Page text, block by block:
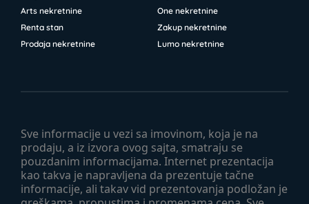
Sve informacije u vezi sa imovinom, koja je na
prodaju, a iz izvora ovog sajta, smatraju se
pouzdanim informacijama. Internet prezentacija
kao takva je napravljena da prezentuje tačne
informacije, ali takav vid prezentovanja podložan je
Arts nekretnine
One nekretnine
Renta stan
Zakup nekretnine
Prodaja nekretnine
Lumo nekretnine